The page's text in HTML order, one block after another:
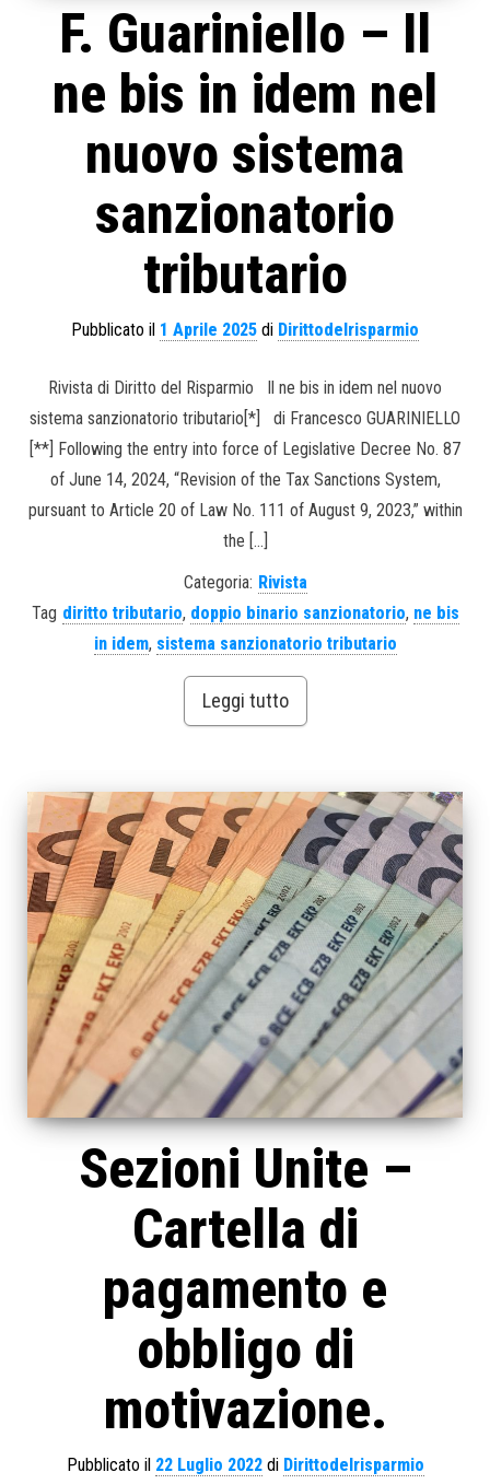
F. Guariniello – Il
ne bis in idem nel
nuovo sistema
sanzionatorio
tributario
Pubblicato il 1 Aprile 2025 di Dirittodelrisparmio
Rivista di Diritto del Risparmio Il ne bis in idem nel nuovo
sistema sanzionatorio tributario[*] di Francesco GUARINIELLO
[**] Following the entry into force of Legislative Decree No. 87
of June 14, 2024, “Revision of the Tax Sanctions System,
pursuant to Article 20 of Law No. 111 of August 9, 2023,” within
the […]
Categoria: Rivista
Tag diritto tributario, doppio binario sanzionatorio, ne bis
in idem, sistema sanzionatorio tributario
Leggi tutto
Sezioni Unite –
Cartella di
pagamento e
obbligo di
motivazione.
Pubblicato il 22 Luglio 2022di Dirittodelrisparmio